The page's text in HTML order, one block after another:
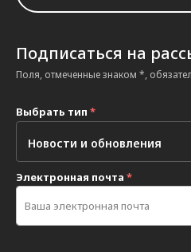
Подписаться на
Поля, отмеченные знаком *,
Выбрать тип *
Электронная почта *